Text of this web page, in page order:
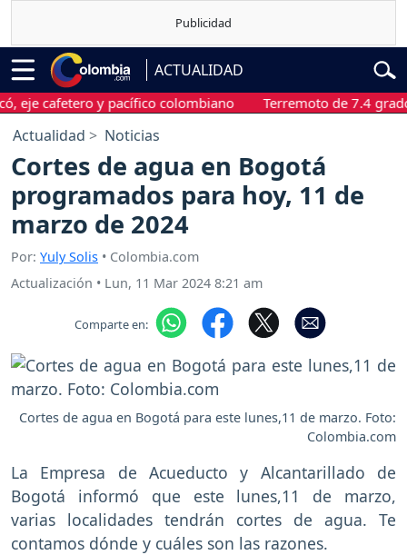
ACTUALIDAD
cafetero y pacífico colombiano Terremoto de 7.4 grados
Actualidad Noticias
Cortes de agua en Bogotá
programados para hoy, 11 de
marzo de 2024
Por: Yuly Solis • Colombia.com
Actualización • Lun, 11 Mar 2024 8:21 am
Comparte en:
Cortes de agua en Bogotá para este lunes,11 de marzo. Foto:
Colombia.com
La Empresa de Acueducto y Alcantarillado de
Bogotá informó que este lunes,11 de marzo,
varias localidades tendrán cortes de agua. Te
contamos dónde y cuáles son las razones.